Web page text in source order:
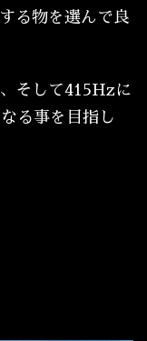
る物を選んで良
そして415Hzに
る事を目指し